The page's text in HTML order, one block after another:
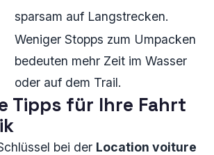
sparsam auf Langstrecken.
Weniger Stopps zum Umpacken
bedeuten mehr Zeit im Wasser
oder auf dem Trail.
Tipps für Ihre Fahrt
bei der Location voiture